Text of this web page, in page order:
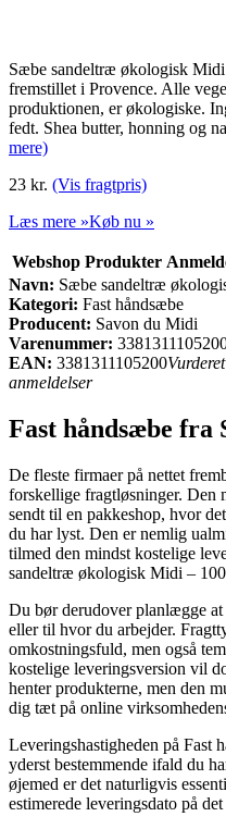
Sæbe sandeltræ økologisk
fremstillet i Provence. Alle
produktionen, er økologiske.
fedt. Shea butter, honning og
mere)
23 kr. (Vis fragtpris)
Læs mere »Køb nu »
Webshop Produkter
Navn: Sæbe sandeltræ
Kategori: Fast håndsæbe
Producent: Savon du Midi
Varenummer:
EAN: 3381311105200
anmeldelser
Fast håndsæbe fra
De fleste firmaer på nettet
forskellige fragtløsninger. Den
sendt til en pakkeshop, hvor
du har lyst. Den er nemlig
tilmed den mindst kostelige
sandeltræ økologisk Midi –
Du bør derudover planlægge
eller til hvor du arbejder.
omkostningsfuld, men også
kostelige leveringsversion vil
henter produkterne, men den
dig tæt på online
Leveringshastigheden på
yderst bestemmende ifald du
øjemed er det naturligvis
estimerede leveringsdato på